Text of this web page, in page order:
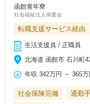
函館青年寮
社会福祉法人侑愛会
転職支援サービス経由
生活支援員 / 正職員
北海道 函館市 石川町
年収 342万円 ～365万
社会保険完備 通勤